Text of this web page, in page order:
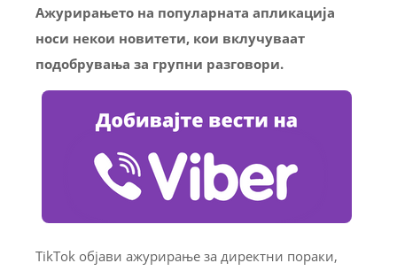
Ажурирањето на популарната апликација
носи некои новитети, кои вклучуваат
подобрувања за групни разговори.
TikTok објави ажурирање за директни пораки,